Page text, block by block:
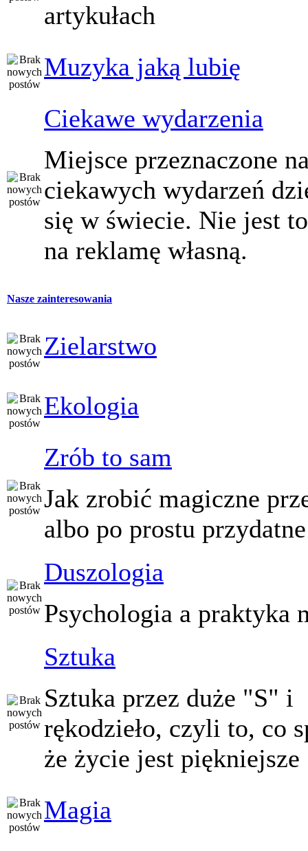
artykułach
Muzyka jaką lubię
Ciekawe wydarzenia
Miejsce przeznaczone
ciekawych wydarzeń
się w świecie. Nie jest
na reklamę własną.
Nasze zainteresowania
Zielarstwo
Ekologia
Zrób to sam
Jak zrobić magiczne
albo po prostu
Duszologia
Psychologia a praktyka
Sztuka
Sztuka przez duże "S" i
rękodzieło, czyli to, co
że życie jest piękniejsze
Magia